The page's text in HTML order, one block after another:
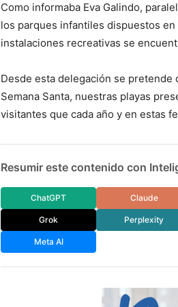
Como informaba Eva Galindo,
los parques infantiles dispuestos
instalaciones recreativas se
Desde esta delegación se
Semana Santa, nuestras playas
visitantes que cada año y en estas
Resumir este contenido con
ChatGPT Claude
Grok Perplexity
Meta AI